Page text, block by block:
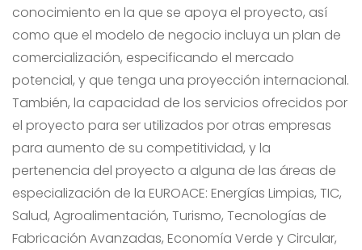
conocimiento en la que se apoya el proyecto, así
como que el modelo de negocio incluya un plan de
comercialización, especificando el mercado
potencial, y que tenga una proyección internacional.
También, la capacidad de los servicios ofrecidos por
el proyecto para ser utilizados por otras empresas
para aumento de su competitividad, y la
pertenencia del proyecto a alguna de las áreas de
especialización de la EUROACE: Energías Limpias, TIC,
Salud, Agroalimentación, Turismo, Tecnologías de
Fabricación Avanzadas, Economía Verde y Circular,